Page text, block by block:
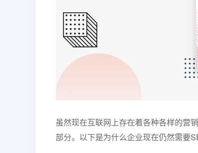
虽然现在互联网上存在着各种各样的营
部分。以下是为什么企业现在仍然需要